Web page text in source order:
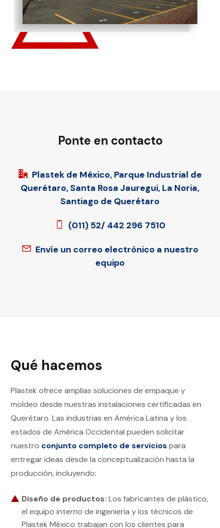
Ponte en contacto
Plastek de México, Parque Industrial de
Querétaro, Santa Rosa Jauregui, La Noria,
Santiago de Querétaro
(011) 52/ 442 296 7510
Envíe un correo electrónico a nuestro
equipo
Qué hacemos
Plastek ofrece amplias soluciones de empaque y
moldeo desde nuestras instalaciones certificadas en
Querétaro. Las industrias en América Latina y los
estados de América Occidental pueden solicitar
nuestro conjunto completo de servicios para
entregar ideas desde la conceptualización hasta la
producción, incluyendo:
Diseño de productos: Los fabricantes de plástico,
el equipo interno de ingeniería y los técnicos de
Plastek México trabajan con los clientes para